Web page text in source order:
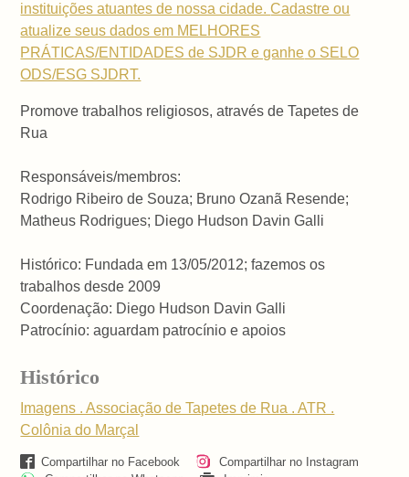
instituições atuantes de nossa cidade.Cadastre ou
atualize seus dados em MELHORES
PRÁTICAS/ENTIDADES de SJDR e ganhe o SELO
ODS/ESG SJDRT.
Promove trabalhos religiosos, através de Tapetes de
Rua
Responsáveis/membros:
Rodrigo Ribeiro de Souza; Bruno Ozanã Resende;
Matheus Rodrigues; Diego Hudson Davin Galli
Histórico: Fundada em 13/05/2012; fazemos os
trabalhos desde 2009
Coordenação: Diego Hudson Davin Galli
Patrocínio: aguardam patrocínio e apoios
Histórico
Imagens . Associação de Tapetes de Rua . ATR .
Colônia do Marçal
Compartilhar no Facebook
Compartilhar no Instagram